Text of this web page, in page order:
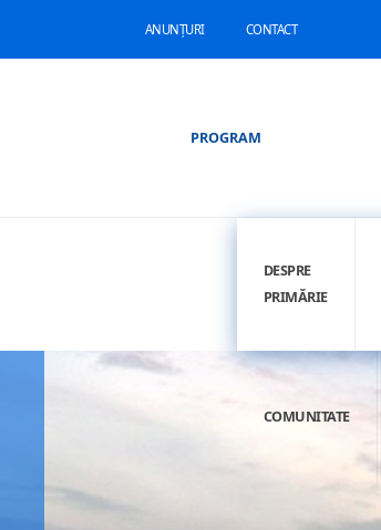
ANUNȚURI CONTACT
PROGRAM
DESPRE
PRIMĂRIE
COMUNITATE